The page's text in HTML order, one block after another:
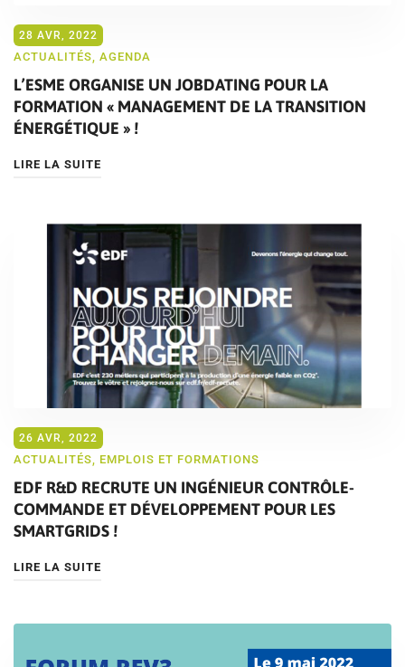
28 AVR, 2022
ACTUALITÉS, AGENDA
L’ESME ORGANISE UN JOBDATING POUR LA
FORMATION « MANAGEMENT DE LA TRANSITION
ÉNERGÉTIQUE » !
LIRE LA SUITE
26 AVR, 2022
ACTUALITÉS EMPLOIS ET FORMATIONS
EDF R&D RECRUTE UN INGÉNIEUR CONTRÔLE-
COMMANDE ET DÉVELOPPEMENT POUR LES
SMARTGRIDS !
LIRE LA SUITE